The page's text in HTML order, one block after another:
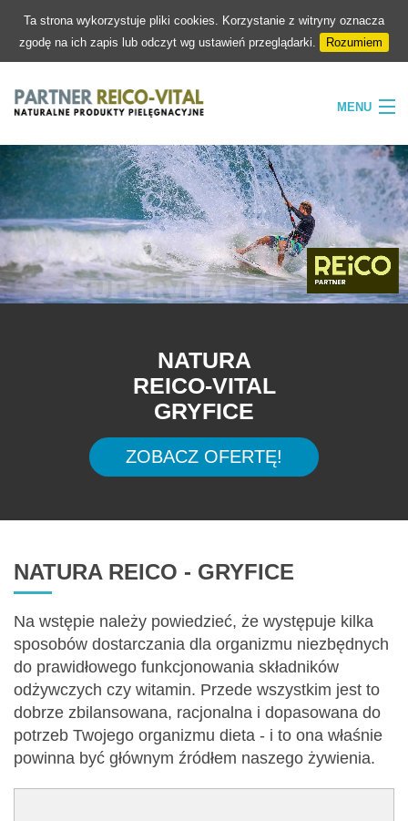
Ta strona wykorzystuje pliki cookies. Korzystanie z witryny oznacza
zgodę na ich zapis lub odczyt wg ustawień przeglądarki.
Rozumiem
MENU
HOME
FIRMA
NATURA
PIELĘGNACJA
SKLEP
NATURA
REICO-VITAL
GRYFICE
ZOBACZ OFERTĘ!
NATURA REICO - GRYFICE
Na wstępie należy powiedzieć, że występuje kilka
sposobów dostarczania dla organizmu niezbędnych
do prawidłowego funkcjonowania składników
odżywczych czy witamin. Przede wszystkim jest to
dobrze zbilansowana, racjonalna i dopasowana do
potrzeb Twojego organizmu dieta - i to ona właśnie
powinna być głównym źródłem naszego żywienia.